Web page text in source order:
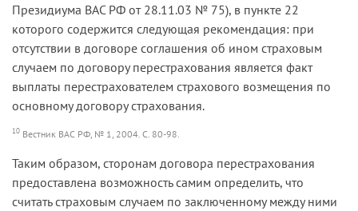
Президиума ВАС РФ от 28.11.03 № 75), в пункте 22
которого содержится следующая рекомендация: при
отсутствии в договоре соглашения об ином страховым
случаем по договору перестрахования является факт
выплаты перестрахователем страхового возмещения по
основному договору страхования.
10 Вестник ВАС РФ, № 1, 2004. С. 80-98.
Таким образом, сторонам договора перестрахования
предоставлена возможность самим определить, что
считать страховым случаем по заключенному между ними